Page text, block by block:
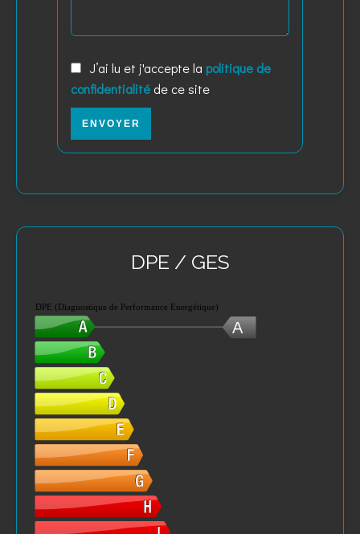
J’ai lu et j'accepte la politique de
confidentialité de ce site
ENVOYER
DPE / GES
A
DPE (Diagnostique de Performance Energétique)